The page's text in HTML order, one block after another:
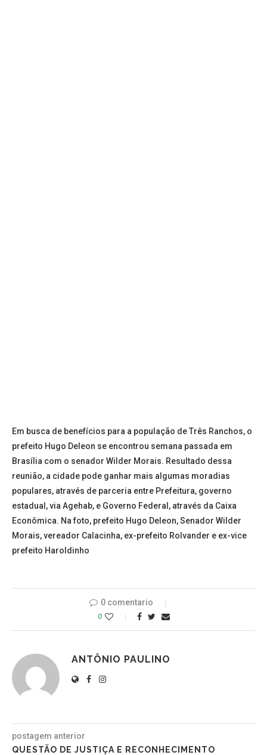
Em busca de benefícios para a população de Três Ranchos, o
prefeito Hugo Deleon se encontrou semana passada em
Brasília com o senador Wilder Morais. Resultado dessa
reunião, a cidade pode ganhar mais algumas moradias
populares, através de parceria entre Prefeitura, governo
estadual, via Agehab, e Governo Federal, através da Caixa
Econômica. Na foto, prefeito Hugo Deleon, Senador Wilder
Morais, vereador Calacinha, ex-prefeito Rolvander e ex-vice
prefeito Haroldinho
0 comentario
0
ANTÔNIO PAULINO
postagem anterior
QUESTÃO DE JUSTIÇA E RECONHECIMENTO